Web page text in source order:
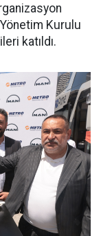
Kurulu
katıldı.